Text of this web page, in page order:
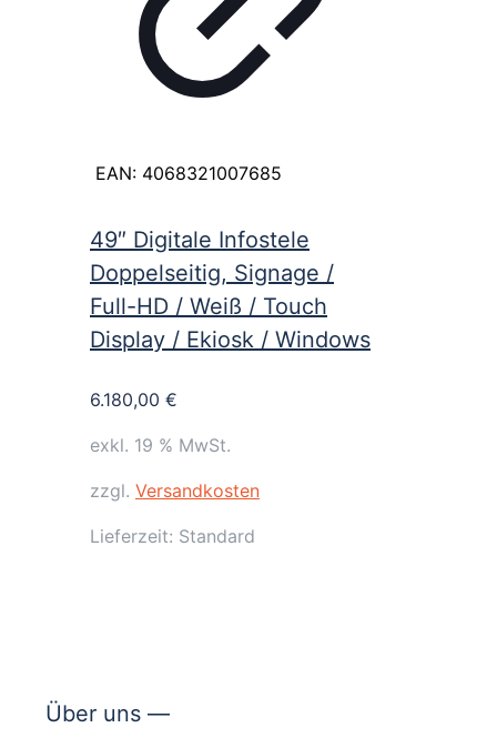
EAN: 4068321007685
49″ Digitale Infostele
Doppelseitig, Signage /
Full-HD / Weiß / Touch
Display / Ekiosk / Windows
6.180,00 €
exkl. 19 % MwSt.
zzgl. Versandkosten
Lieferzeit: Standard
Über uns —